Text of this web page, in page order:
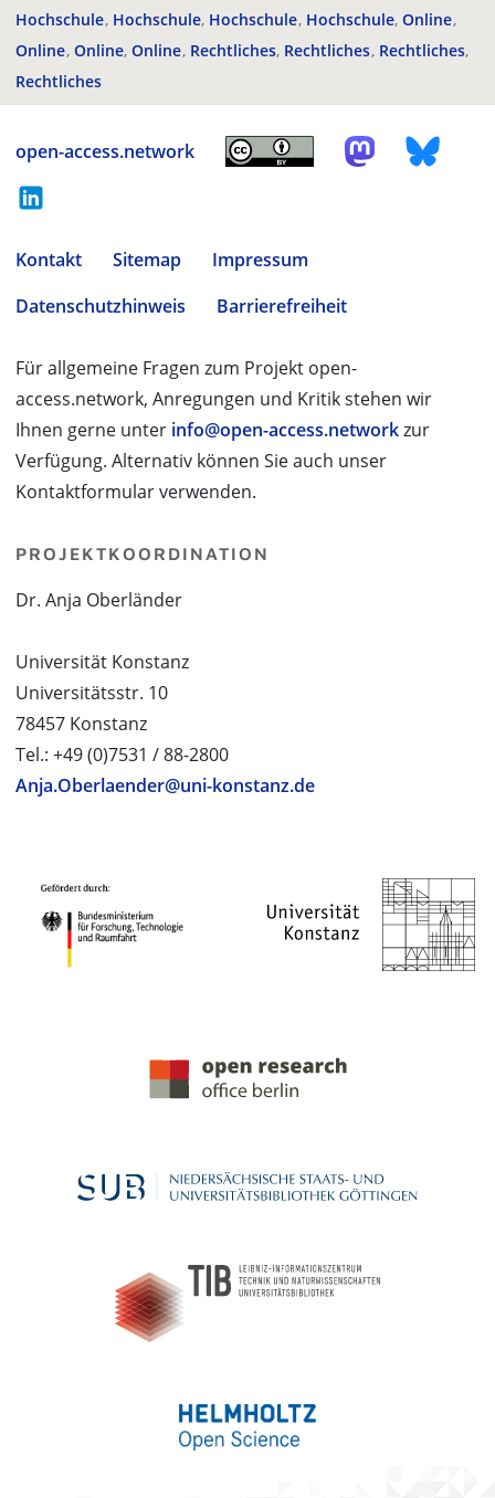
Hochschule Hochschule Hochschule Hochschule Online
Online Online Online Rechtliches Rechtliches Rechtliches
Rechtliches
open-access.network
Kontakt Sitemap
Impressum
Datenschutzhinweis
Barrierefreiheit
Für allgemeine Fragen zum Projekt open-
access.network, Anregungen und Kritik stehen wir
Ihnen gerne unter info@open-access.networkzur
Verfügung. Alternativ können Sie auch unser
Kontaktformular verwenden.
PROJEKTKOORDINATION
Dr. Anja Oberländer
Universität Konstanz
Universitätsstr. 10
78457 Konstanz
Tel.: +49 (0)7531 / 88-2800
Anja.Oberlaender@uni-konstanz.de